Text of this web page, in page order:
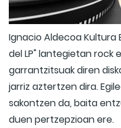
Ignacio Aldecoa Kultura
del LP" lantegietan rock
garrantzitsuak diren
jarriz aztertzen dira.
sakontzen da, baita
duen pertzepzioan ere.